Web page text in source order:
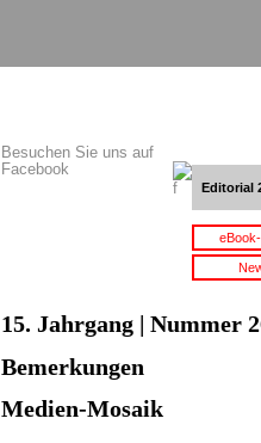
Besuchen Sie uns auf
Facebook
Editorial
15. Jahrgang | Nummer
Bemerkungen
Medien-Mosaik